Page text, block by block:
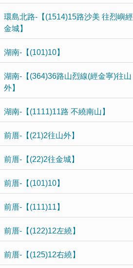
環島北路-【(1514)15路沙美 往烈嶼經
金城】
湖南-【(101)10】
湖南-【(364)36路山烈線(經金寧)往山
外】
湖南-【(1111)11路 不繞南山】
前厝-【(21)2往山外】
前厝-【(22)2往金城】
前厝-【(101)10】
前厝-【(111)11】
前厝-【(122)12左繞】
前厝-【(125)12右繞】